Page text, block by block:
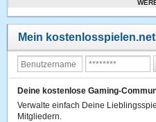
Mein kostenlosspielen.net
Deine kostenlose Gaming-
Verwalte einfach Deine
Mitgliedern.